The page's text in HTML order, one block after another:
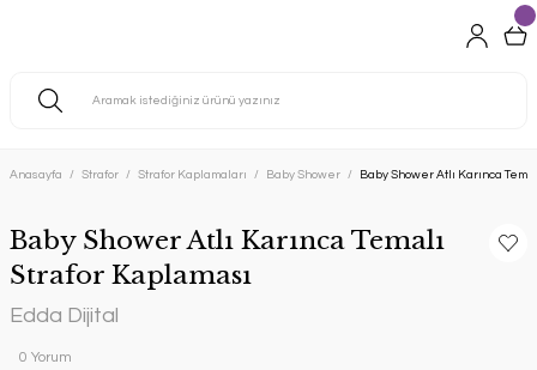
Anasayfa Strafor Strafor Kaplamaları Baby Shower Baby Shower Atlı Karınca
Baby Shower Atlı Karınca Temalı
Strafor Kaplaması
Edda Dijital
0 Yorum